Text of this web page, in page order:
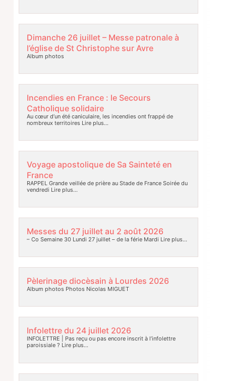
Dimanche 26 juillet – Messe patronale à
l’église de St Christophe sur Avre
Album photos
Incendies en France : le Secours
Catholique solidaire
Au cœur d’un été caniculaire, les incendies ont frappé de
nombreux territoires Lire plus…
Voyage apostolique de Sa Sainteté en
France
RAPPEL Grande veillée de prière au Stade de France Soirée du
vendredi Lire plus…
Messes du 27 juillet au 2 août 2026
– Co Semaine 30 Lundi 27 juillet – de la férie Mardi Lire plus…
Pèlerinage diocèsain à Lourdes 2026
Album photos Photos Nicolas MIGUET
Infolettre du 24 juillet 2026
INFOLETTRE | Pas reçu ou pas encore inscrit à l’infolettre
paroissiale ? Lire plus…